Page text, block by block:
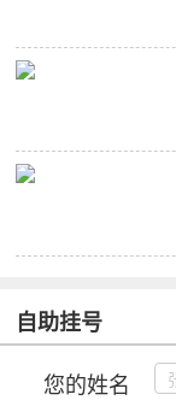
自助挂号
您的姓名